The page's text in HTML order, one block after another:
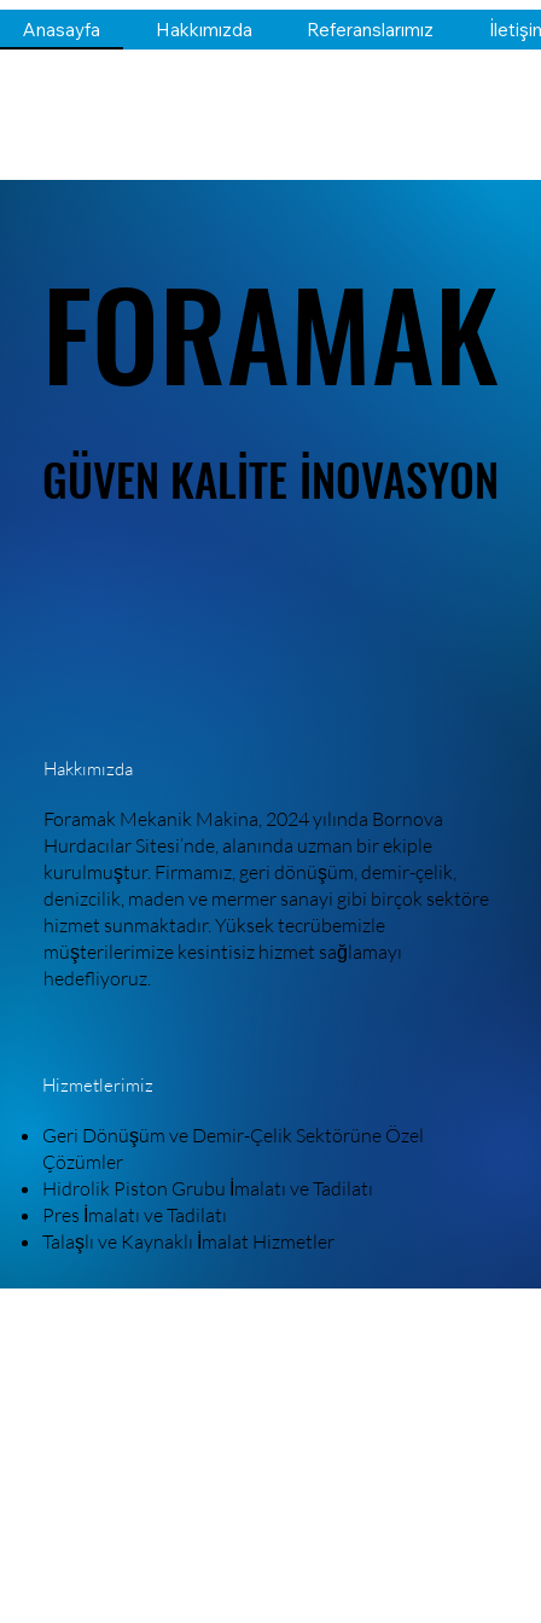
Anasayfa Hakkımızda Referanslarımız
FORAMAK
FORAMAK
GÜVEN KALİTE İNOVASYON
GÜVEN KALİTE İNOVASYON
Hakkımızda
Foramak Mekanik Makina, 2024 yılında Bornova
Hurdacılar Sitesi’nde, alanında uzman bir ekiple
kurulmuştur. Firmamız, geri dönüşüm, demir-çelik,
denizcilik, maden ve mermer sanayi gibi birçok sektöre
hizmet sunmaktadır. Yüksek tecrübemizle
müşterilerimize kesintisiz hizmet sağlamayı
hedefliyoruz.
Hizmetlerimiz
Geri Dönüşüm ve Demir-Çelik Sektörüne Özel
Çözümler
Hidrolik Piston Grubu İmalatı ve Tadilatı
Pres İmalatı ve Tadilatı
Talaşlı ve Kaynaklı İmalat Hizmetler